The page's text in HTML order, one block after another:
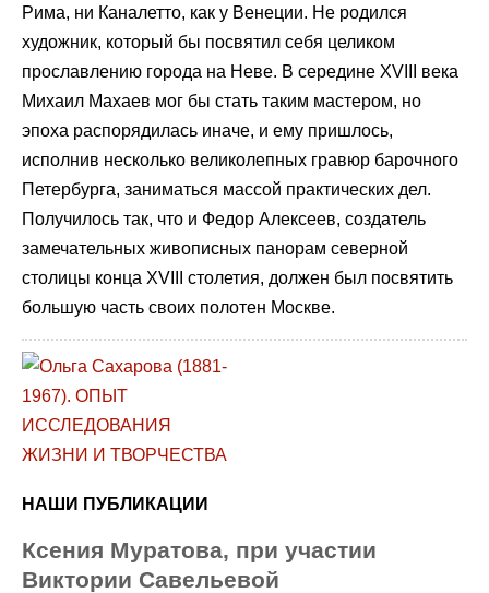
Рима, ни Каналетто, как у Венеции. Не родился
художник, который бы посвятил себя целиком
прославлению города на Неве. В середине XVIII века
Михаил Махаев мог бы стать таким мастером, но
эпоха распорядилась иначе, и ему пришлось,
исполнив несколько великолепных гравюр барочного
Петербурга, заниматься массой практических дел.
Получилось так, что и Федор Алексеев, создатель
замечательных живописных панорам северной
столицы конца XVIII столетия, должен был посвятить
большую часть своих полотен Москве.
НАШИ ПУБЛИКАЦИИ
Ксения Муратова, при участии
Виктории Савельевой